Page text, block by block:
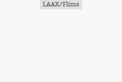
LAAX/Flims